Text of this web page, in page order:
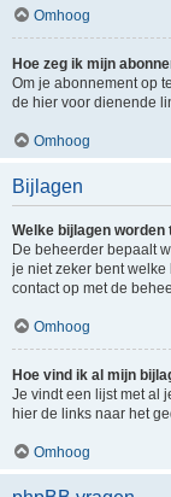
Omhoog
Hoe zeg ik mijn
Om je abonnement op
de hier voor dienende
Omhoog
Bijlagen
Welke bijlagen
De beheerder bepaalt
je niet zeker bent
contact op met de
Omhoog
Hoe vind ik al mijn
Je vindt een lijst met al
hier de links naar het
Omhoog